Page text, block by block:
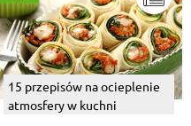
15 przepisów na ocieplenie
atmosfery w kuchni